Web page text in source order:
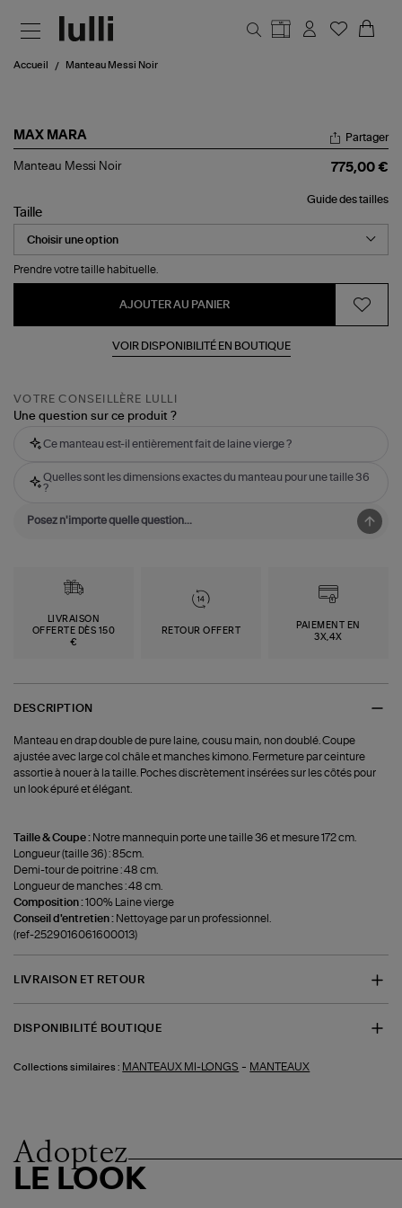
Accueil Manteau Messi Noir
MAX MARA
Manteau
Partager
Manteau Messi Noir 775,00 €
Guide des tailles
Taille
Prendre votre taille habituelle.
AJOUTER AU PANIER
VOIR DISPONIBILITÉ EN BOUTIQUE
VOTRE CONSEILLÈRE LULLI
Une question sur ce produit ?
Ce manteau est-il entièrement fait de laine vierge ?
Quelles sont les dimensions exactes du manteau pour une taille 36
?
LIVRAISON
OFFERTE DÈS 150
€
RETOUR OFFERT
PAIEMENT EN
3X,4X
DESCRIPTION
Manteau en drap double de pure laine, cousu main, non doublé. Coupe
ajustée avec large col châle et manches kimono. Fermeture par ceinture
assortie à nouer à la taille. Poches discrètement insérées sur les côtés pour
un look épuré et élégant.
Taille & Coupe : Notre mannequin porte une taille 36 et mesure 172 cm.
Longueur (taille 36) : 85cm.
Demi-tour de poitrine : 48 cm.
Longueur de manches : 48 cm.
Composition :100% Laine vierge
Conseil d'entretien : Nettoyage par un professionnel.
(ref-2529016061600013)
LIVRAISON ET RETOUR
DISPONIBILITÉ BOUTIQUE
Collections similaires : MANTEAUX MI-LONGS - MANTEAUX
Adoptez
LE LOOK